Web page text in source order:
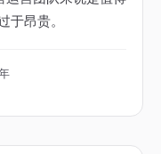
于昂贵。